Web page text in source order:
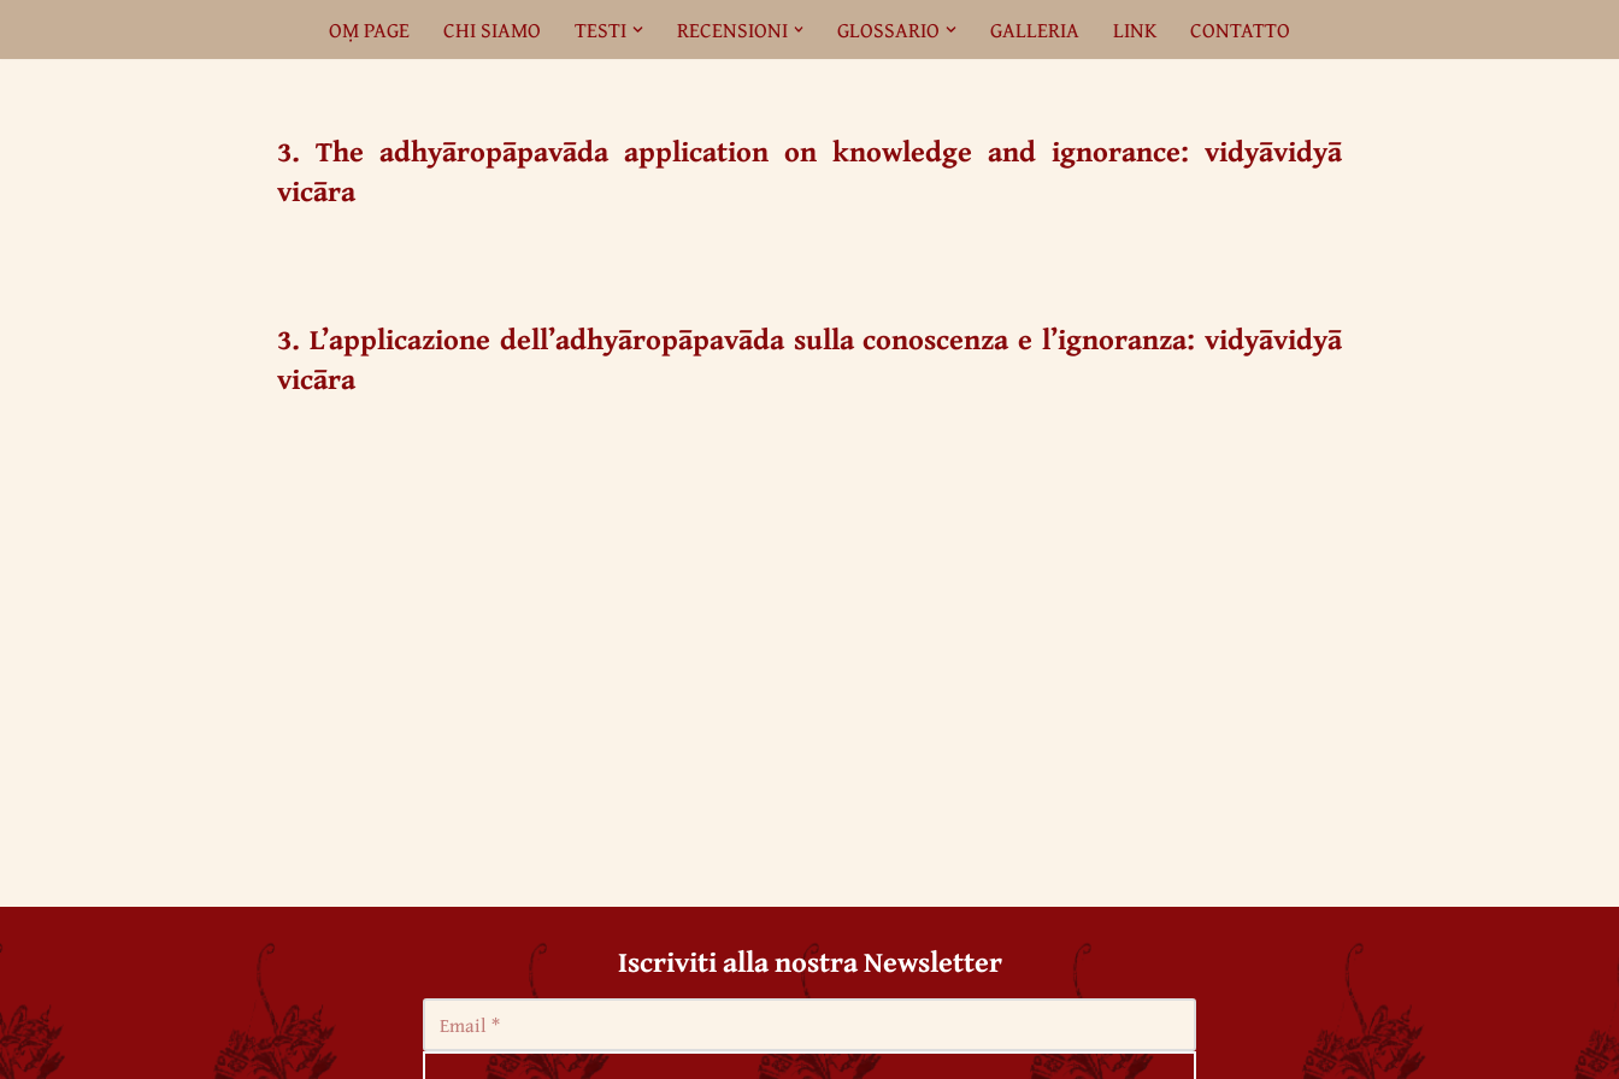
Vai
OṂ PAGE CHI SIAMO TESTI RECENSIONI GLOSSARIO GALLERIA LINK CONTATTO
3. The adhyāropāpavāda application on knowledge and ignorance: vidyāvidyā
vicāra
3. L’applicazione dell’adhyāropāpavāda sulla conoscenza e l’ignoranza: vidyāvidyā
vicāra
Iscriviti alla nostra Newsletter